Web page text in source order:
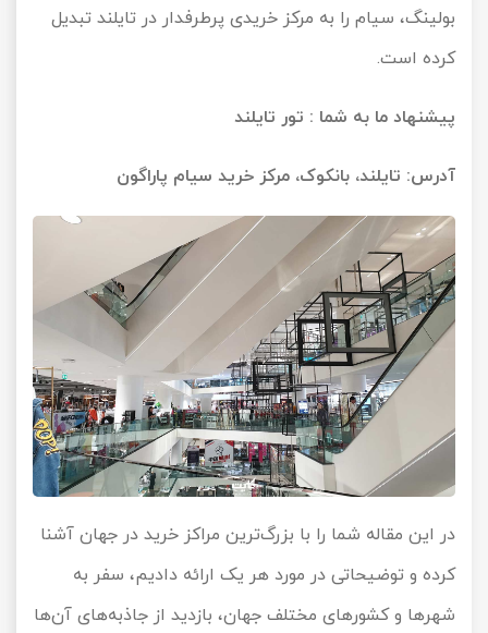
بولینگ، سیام را به مرکز خریدی پرطرفدار در تایلند تبدیل
کرده است.
پیشنهاد ما به شما : تور تایلند
آدرس: تایلند، بانکوک، مرکز خرید سیام پاراگون
در این مقاله شما را با بزرگ‌ترین مراکز خرید در جهان آشنا
کرده و توضیحاتی در مورد هر یک ارائه دادیم، سفر به
شهرها و کشورهای مختلف جهان، بازدید از جاذبه‌های آن‌ها